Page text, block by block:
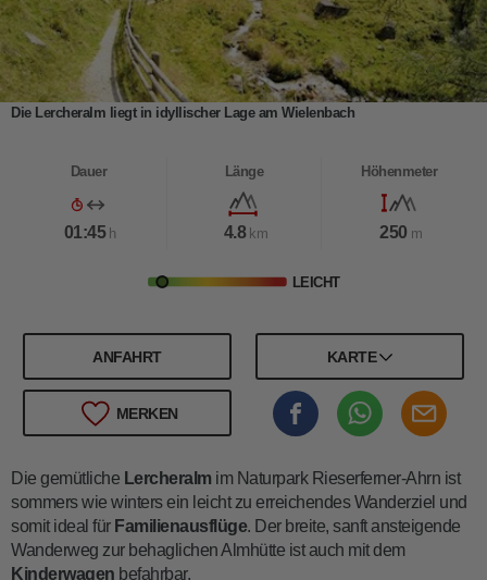
Die Lercheralm liegt in idyllischer Lage am Wielenbach
Dauer
01:45 h
Länge
4.8 km
Höhenmeter
250 m
LEICHT
ANFAHRT KARTE
MERKEN
Die gemütliche Lercheralm im Naturpark Rieserferner-Ahrn ist
sommers wie winters ein leicht zu erreichendes Wanderziel und
somit ideal für Familienausflüge. Der breite, sanft ansteigende
Wanderweg zur behaglichen Almhütte ist auch mit dem
Kinderwagen befahrbar.